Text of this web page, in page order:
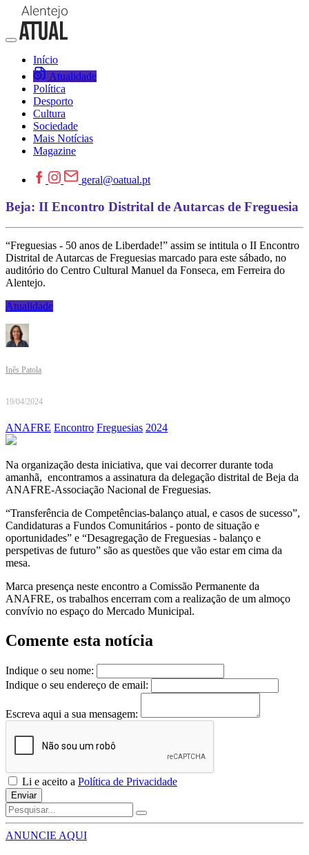
Início
Atualidade
Política
Desporto
Cultura
Sociedade
Mais Notícias
Magazine
geral@oatual.pt
Beja: II Encontro Distrital de Autarcas de Freguesia
“Freguesias - 50 anos de Liberdade!” assim se intitula o II Encontro
Distrital de Autarcas de Freguesias marcado para este sábado, no
auditório do Centro Cultural Manuel da Fonseca, em Ferreira do
Alentejo.
Atualidade
Inês Patola
19/04/2024
ANAFRE Encontro Freguesias 2024
Na organização desta iniciativa, que vai decorrer durante toda
amanhã, encontramos a assinatura da delegação distrital de Beja da
ANAFRE-Associação Nacional de Freguesias.
“Transferência de Competências-balanço atual, e casos de sucesso”,
Candidaturas a Fundos Comunitários - ponto de situação e
oportunidades” e “Desagregação de Freguesias - balanço e
perspetivas de futuro” são as questões que vão estar em cima da
mesa.
Marca presença neste encontro a Comissão Permanente da
ANAFRE, os trabalhos encerram com a realização de um almoço
convívio no espaço do Mercado Municipal.
Comente esta notícia
Indique o seu nome:
Indique o seu endereço de email:
Escreva aqui a sua mensagem:
Li e aceito a Política de Privacidade
Enviar
ANUNCIE AQUI